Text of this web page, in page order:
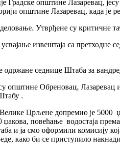
Градске општине Лазаревац,
општине Лазаревац, када је
Утврђене су критичне
извештаја са
седнице Штаба за
општине Обреновац, Лазаревац
.
Црљене допремио је
повећање водостаја
и ја смо оформили комисију
како би се приступило